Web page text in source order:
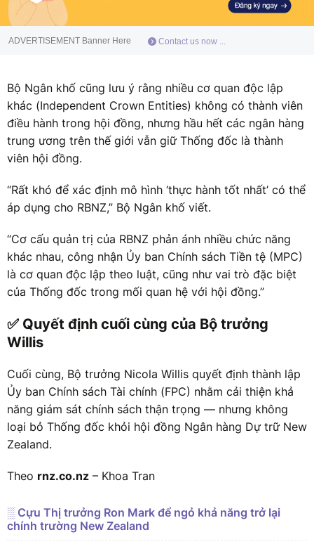
ADVERTISEMENT Banner Here Contact us now ...
Bộ Ngân khố cũng lưu ý rằng nhiều cơ quan độc lập
khác (Independent Crown Entities) không có thành viên
điều hành trong hội đồng, nhưng hầu hết các ngân hàng
trung ương trên thế giới vẫn giữ Thống đốc là thành
viên hội đồng.
“Rất khó để xác định mô hình ‘thực hành tốt nhất’ có thể
áp dụng cho RBNZ,” Bộ Ngân khố viết.
“Cơ cấu quản trị của RBNZ phản ánh nhiều chức năng
khác nhau, công nhận Ủy ban Chính sách Tiền tệ (MPC)
là cơ quan độc lập theo luật, cũng như vai trò đặc biệt
của Thống đốc trong mối quan hệ với hội đồng.”
✅ Quyết định cuối cùng của Bộ trưởng
Willis
Cuối cùng, Bộ trưởng Nicola Willis quyết định thành lập
Ủy ban Chính sách Tài chính (FPC) nhằm cải thiện khả
năng giám sát chính sách thận trọng — nhưng không
loại bỏ Thống đốc khỏi hội đồng Ngân hàng Dự trữ New
Zealand.
Theo rnz.co.nz – Khoa Tran
░ Cựu Thị trưởng Ron Mark để ngỏ khả năng trở lại
chính trường New Zealand